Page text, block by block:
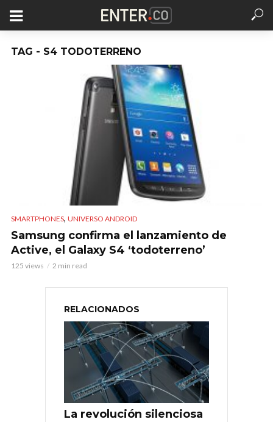
TAG - S4 TODOTERRENO
SMARTPHONES, UNIVERSO ANDROID
Samsung confirma el lanzamiento de
Active, el Galaxy S4 ‘todoterreno’
125 views 2 min read
RELACIONADOS
La revolución silenciosa